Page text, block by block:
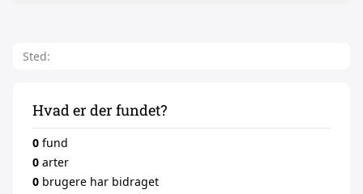
Sted:
Hvad er der fundet?
0 fund
0 arter
0 brugere har bidraget